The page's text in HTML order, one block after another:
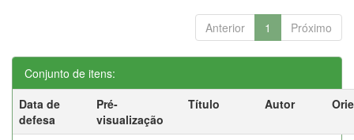
Anterior 1 Próximo
Conjunto de itens:
Data de
defesa
Pré-
visualização
Título Autor